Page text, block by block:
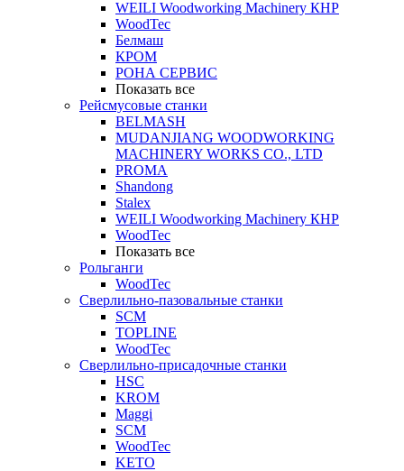
WEILI Woodworking Machinery КНР
WoodTec
Белмаш
КРОМ
РОНА СЕРВИС
Показать все
Рейсмусовые станки
BELMASH
MUDANJIANG WOODWORKING
MACHINERY WORKS CO., LTD
PROMA
Shandong
Stalex
WEILI Woodworking Machinery КНР
WoodTec
Показать все
Рольганги
WoodTec
Сверлильно-пазовальные станки
SCM
TOPLINE
WoodTec
Сверлильно-присадочные станки
HSC
KROM
Maggi
SCM
WoodTec
KETO